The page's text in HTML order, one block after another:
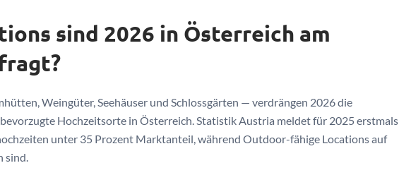
sind 2026 in Österreich am
Weingüter, Seehäuser und Schlossgärten — verdrängen 2026 die
Hochzeitsorte in Österreich. Statistik Austria meldet für 2025 erstmals
unter 35 Prozent Marktanteil, während Outdoor-fähige Locations auf
sind.